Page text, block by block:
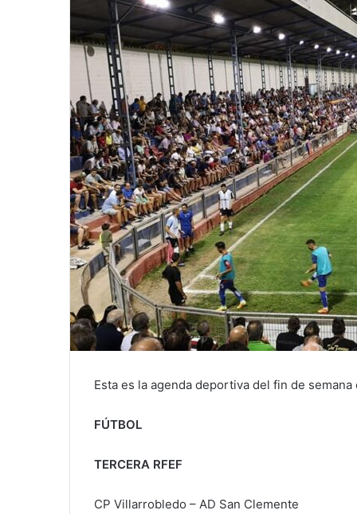
Esta es la agenda deportiva del fin de
FÚTBOL
TERCERA RFEF
CP Villarrobledo – AD San Clemente